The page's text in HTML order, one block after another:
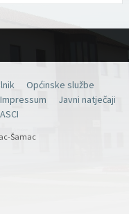
Općinske službe
Impressum
Javni natječaji
Šamac